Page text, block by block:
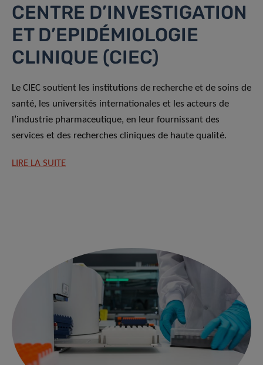
CENTRE D’INVESTIGATION
ET D’EPIDÉMIOLOGIE
CLINIQUE (CIEC)
Le CIEC soutient les institutions de recherche et de soins de
santé, les universités internationales et les acteurs de
l’industrie pharmaceutique, en leur fournissant des
services et des recherches cliniques de haute qualité.
LIRE LA SUITE